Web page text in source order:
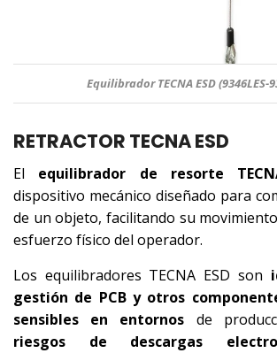
Equilibrador TECNA ESD (9346LES-
RETRACTOR TECNA ESD
El equilibrador de resorte
dispositivo mecánico diseñado para
de un objeto, facilitando su
esfuerzo físico del operador.
Los equilibradores TECNA ESD son
gestión de PCB y otros
sensibles en entornos de
riesgos de descargas